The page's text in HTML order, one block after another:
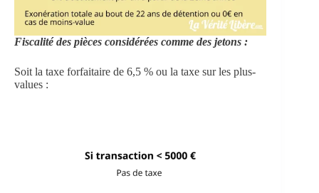
Fiscalité des pièces considérées comme des jetons :
Soit la taxe forfaitaire de 6,5 % ou la taxe sur les plus-
values :